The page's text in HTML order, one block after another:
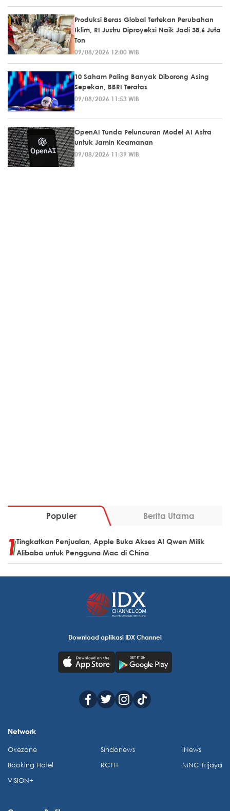
Produksi Beras Global Tertekan Perubahan
Iklim, RI Justru Diproyeksi Naik Jadi 38,6 Juta
Ton
09/08/2026 12:00 WIB
10 Saham Paling Banyak Diborong Asing
Sepekan, BBRI Teratas
09/08/2026 11:53 WIB
OpenAI Tunda Peluncuran Model AI Astra
untuk Jamin Keamanan
09/08/2026 11:39 WIB
Populer Berita Utama
Tingkatkan Penjualan, Apple Buka Akses AI Qwen Milik
Alibaba untuk Pengguna Mac di China
Download aplikasi IDX Channel
Network
Okezone
Booking Hotel
VISION+
Sindonews
RCTI+
iNews
MNC Trijaya